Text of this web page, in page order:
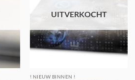
UITVERKOCHT
! NIEUW BINNEN !